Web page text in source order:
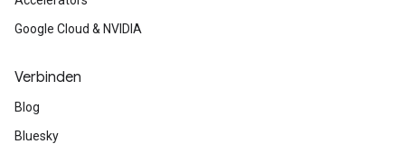
Google Cloud & NVIDIA
Verbinden
Blog
Bluesky